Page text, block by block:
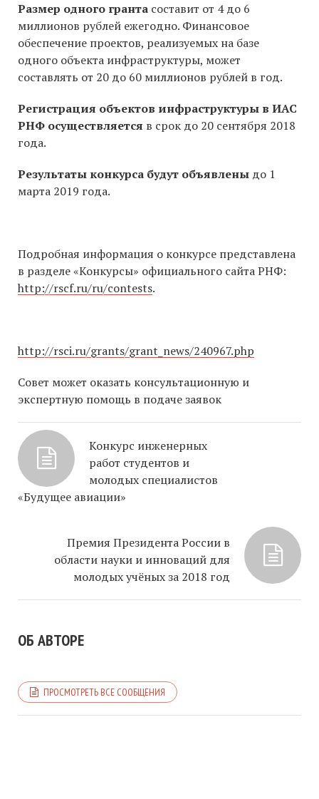
Размер одного гранта составит от 4 до 6
миллионов рублей ежегодно. Финансовое
обеспечение проектов, реализуемых на базе
одного объекта инфраструктуры, может
составлять от 20 до 60 миллионов рублей в год.
Регистрация объектов инфраструктуры в ИАС
РНФ осуществляется в срок до 20 сентября 2018
года.
Результаты конкурса будут объявлены до 1
марта 2019 года.
Подробная информация о конкурсе представлена
в разделе «Конкурсы» официального сайта РНФ:
http://rscf.ru/ru/contests.
http://rsci.ru/grants/grant_news/240967.php
Совет может оказать консультационную и
экспертную помощь в подаче заявок
Конкурс инженерных
работ студентов и
молодых специалистов
«Будущее авиации»
Премия Президента России в
области науки и инноваций для
молодых учёных за 2018 год
ОБ АВТОРЕ
ПРОСМОТРЕТЬ ВСЕ СООБЩЕНИЯ